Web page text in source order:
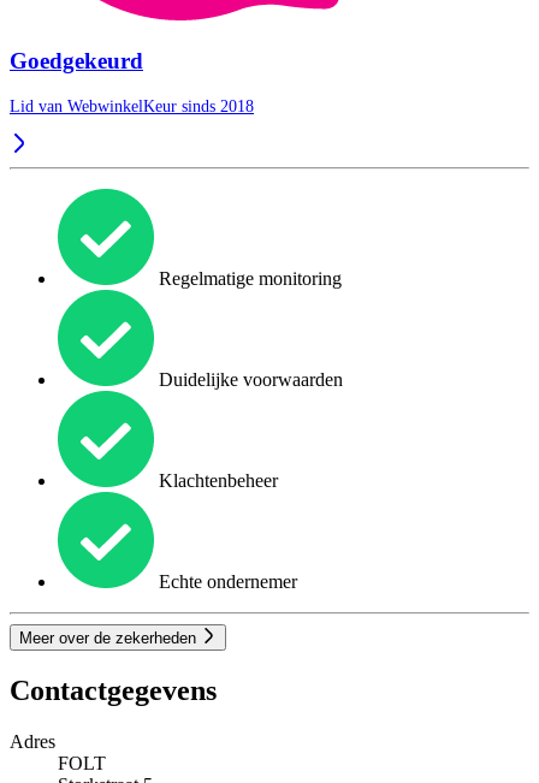
Goedgekeurd
Lid van WebwinkelKeur sinds 2018
Regelmatige monitoring
Duidelijke voorwaarden
Klachtenbeheer
Echte ondernemer
Meer over de zekerheden
Contactgegevens
Adres
FOLT